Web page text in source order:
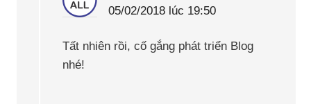
05/02/2018 lúc 19:50
Tất nhiên rồi, cố gắng phát triển Blog
nhé!